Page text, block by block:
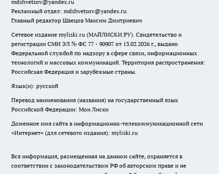
mdshvetsov@yandex.ru
Рекламный отдел: mdshvetsov@yandex.ru
Главный редактор Швецов Максим Дмитриевич
Сетевое издание myliski.ru (МАЙЛИСКИ.РУ). Свидетельство о
регистрации СМИ ЭЛ № ФС 77 - 90907 от 13.02.2026 г., выдано
Федеральной службой по надзору в сфере связи, информационных
технологий и массовых коммуникаций. Территория распространения:
Российская Федерация и зарубежные страны.
Язык(и): русский
Перевод наименования (названия) на государственный язык
Российской Федерации: Мои Лиски
Доменное имя сайта в информационно-телекоммуникационной сети
«Интернет» (для сетевого издания): myliski.ru
Вся информация, размещенная на данном сайте, охраняется в
соответствии с законодательством РФ об авторском праве и не